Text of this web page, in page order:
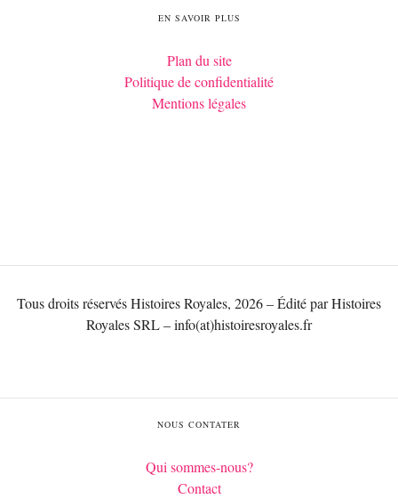
EN SAVOIR PLUS
Plan du site
Politique de confidentialité
Mentions légales
Tous droits réservés Histoires Royales, 2026 – Édité par Histoires
Royales SRL – info(at)histoiresroyales.fr
NOUS CONTATER
Qui sommes-nous?
Contact